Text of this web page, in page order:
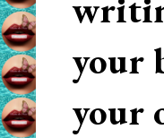
your
your